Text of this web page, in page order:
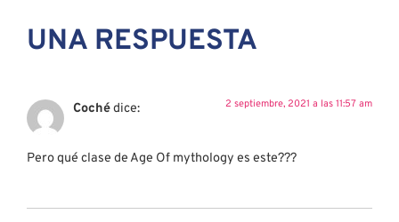
UNA RESPUESTA
Cochédice: 2 septiembre, 2021 a las 11:57 am
Pero qué clase de Age Of mythology es este???